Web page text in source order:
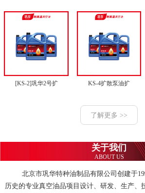
[KS-2]巩华2号扩 KS-4扩散泵油扩
了解更多 >>
关于我们
ABOUT US
北京市巩华特种油制品有限公司创建于
历史的专业真空油品项目设计、研发、生产、